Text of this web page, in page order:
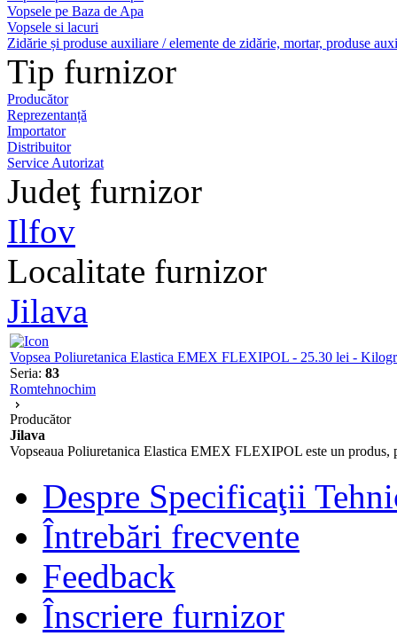
Vopsele pe Baza de Apa
Vopsele si lacuri
Zidărie și produse auxiliare / elemente de zidărie, mortar, produse
Tip furnizor
Producător
Reprezentanță
Importator
Distribuitor
Service Autorizat
Judeţ furnizor
Ilfov
Localitate furnizor
Jilava
Vopsea Poliuretanica Elastica EMEX FLEXIPOL - 25.30 lei -
Seria: 83
Romtehnochim
Producător
Jilava
Vopseaua Poliuretanica Elastica EMEX FLEXIPOL este un
Despre Specificaţii
Întrebări frecvente
Feedback
Înscriere furnizor